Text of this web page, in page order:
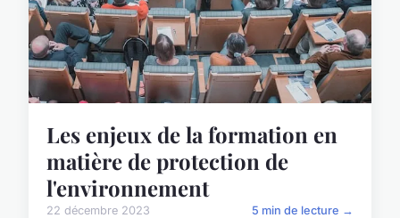
Les enjeux de la formation en
matière de protection de
l'environnement
22 décembre 2023 5 min de lecture →